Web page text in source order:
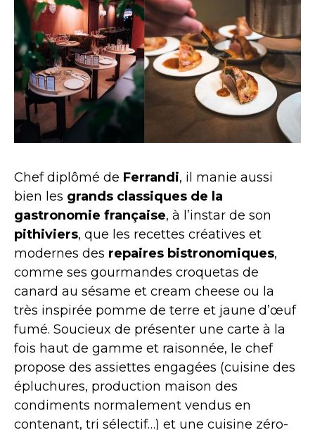
Chef diplômé de Ferrandi, il manie aussi
bien les grands classiques de la
gastronomie française, à l’instar de son
pithiviers, que les recettes créatives et
modernes des repaires bistronomiques,
comme ses gourmandes croquetas de
canard au sésame et cream cheese ou la
très inspirée pomme de terre et jaune d’œuf
fumé. Soucieux de présenter une carte à la
fois haut de gamme et raisonnée, le chef
propose des assiettes engagées (cuisine des
épluchures, production maison des
condiments normalement vendus en
contenant, tri sélectif…) et une cuisine zéro-